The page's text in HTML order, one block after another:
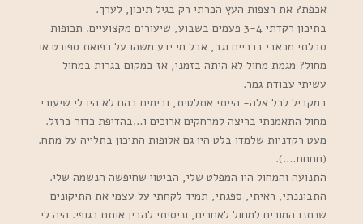
אכפת? את רצפות העץ הכרתי רק בגיל תיכון, לערך.
בתיכון רקדתי 3-4 פעמים בשבוע, שיעורים מקצועיים. תכופות
סבלתי מכאבי ברכיים וגב, אבל מי ידע משהו על רפואת ספורט או
מחול? מגמת מחול לא היתה בזמני, אז במקום בגרות במחול
עשיתי עבודת גמר.
במקביל לכל אלה- הייתי אתלטית, ובימים בהם לא היו לי שיעורי
מחול התאמנתי בריצה למרחקים ארוכים ו…בהדיפת כדור ברזל.
מעט רקדניות שלמדו בלט היו גם אלופות התיכון בתלייה על מתח.
(חחחח….).
התנועה והמחול היו המפלט שלי, הביטוי שחיפשה הנשמה שלי.
התבוננתי, ראיתי, ספגתי, תמיד לקחתי על עצמי את התיקונים
שנתנו המורים למחול לאחרים, וניסיתי להבין אותם בגופי. היה לי